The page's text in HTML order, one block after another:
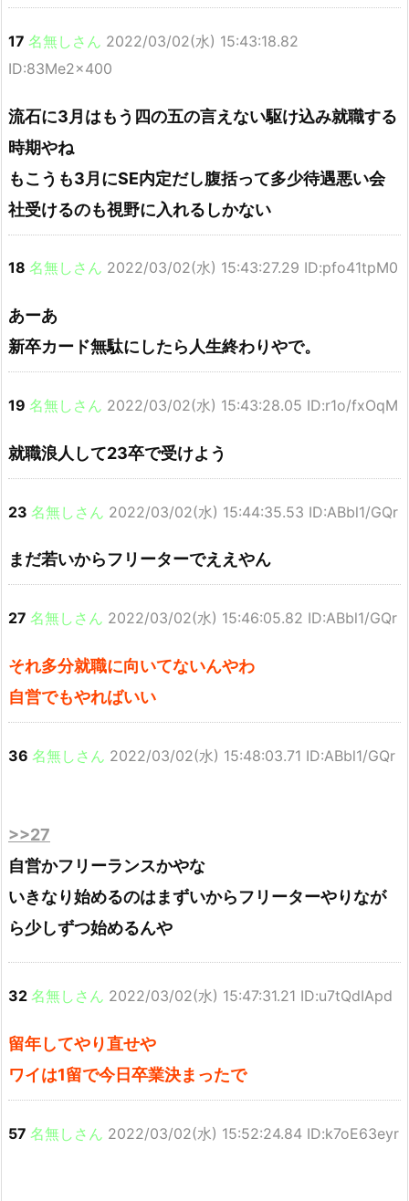
17 名無しさん 2022/03/02(水) 15:43:18.82
ID:83Me2x400
流石に3月はもう四の五の言えない駆け込み就職する
時期やね
もこうも3月にSE内定だし腹括って多少待遇悪い会
社受けるのも視野に入れるしかない
18 名無しさん 2022/03/02(水) 15:43:27.29 ID:pfo41tpM0
あーあ
新卒カード無駄にしたら人生終わりやで。
19 名無しさん 2022/03/02(水) 15:43:28.05 ID:r1o/fxOqM
就職浪人して23卒で受けよう
23 名無しさん 2022/03/02(水) 15:44:35.53 ID:ABbl1/GQr
まだ若いからフリーターでええやん
27 名無しさん 2022/03/02(水) 15:46:05.82 ID:ABbl1/GQr
それ多分就職に向いてないんやわ
自営でもやればいい
36 名無しさん 2022/03/02(水) 15:48:03.71 ID:ABbl1/GQr
>>27
自営かフリーランスかやな
いきなり始めるのはまずいからフリーターやりなが
ら少しずつ始めるんや
32 名無しさん 2022/03/02(水) 15:47:31.21 ID:u7tQdIApd
留年してやり直せや
ワイは1留で今日卒業決まったで
57 名無しさん 2022/03/02(水) 15:52:24.84 ID:k7oE63eyr